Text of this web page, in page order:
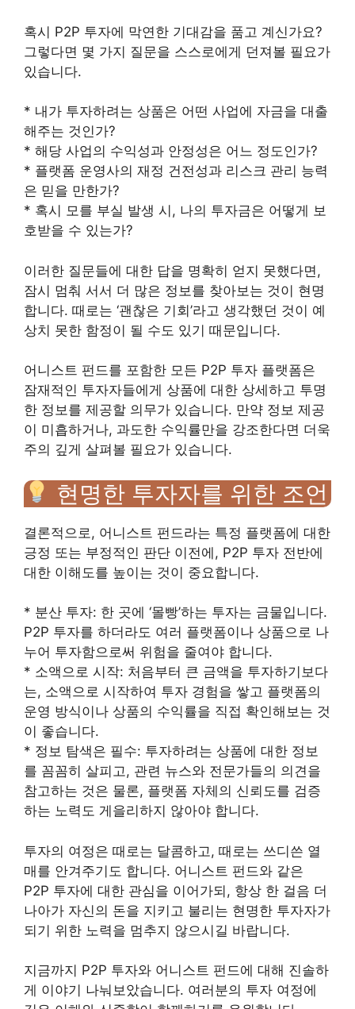
혹시 P2P 투자에 막연한 기대감을 품고 계신가요?
그렇다면 몇 가지 질문을 스스로에게 던져볼 필요가
있습니다.
* 내가 투자하려는 상품은 어떤 사업에 자금을 대출
해주는 것인가?
* 해당 사업의 수익성과 안정성은 어느 정도인가?
* 플랫폼 운영사의 재정 건전성과 리스크 관리 능력
은 믿을 만한가?
* 혹시 모를 부실 발생 시, 나의 투자금은 어떻게 보
호받을 수 있는가?
이러한 질문들에 대한 답을 명확히 얻지 못했다면,
잠시 멈춰 서서 더 많은 정보를 찾아보는 것이 현명
합니다. 때로는 ‘괜찮은 기회’라고 생각했던 것이 예
상치 못한 함정이 될 수도 있기 때문입니다.
어니스트 펀드를 포함한 모든 P2P 투자 플랫폼은
잠재적인 투자자들에게 상품에 대한 상세하고 투명
한 정보를 제공할 의무가 있습니다. 만약 정보 제공
이 미흡하거나, 과도한 수익률만을 강조한다면 더욱
주의 깊게 살펴볼 필요가 있습니다.
현명한 투자자를 위한 조언
결론적으로, 어니스트 펀드라는 특정 플랫폼에 대한
긍정 또는 부정적인 판단 이전에, P2P 투자 전반에
대한 이해도를 높이는 것이 중요합니다.
* 분산 투자: 한 곳에 ‘몰빵’하는 투자는 금물입니다.
P2P 투자를 하더라도 여러 플랫폼이나 상품으로 나
누어 투자함으로써 위험을 줄여야 합니다.
* 소액으로 시작: 처음부터 큰 금액을 투자하기보다
는, 소액으로 시작하여 투자 경험을 쌓고 플랫폼의
운영 방식이나 상품의 수익률을 직접 확인해보는 것
이 좋습니다.
* 정보 탐색은 필수: 투자하려는 상품에 대한 정보
를 꼼꼼히 살피고, 관련 뉴스와 전문가들의 의견을
참고하는 것은 물론, 플랫폼 자체의 신뢰도를 검증
하는 노력도 게을리하지 않아야 합니다.
투자의 여정은 때로는 달콤하고, 때로는 쓰디쓴 열
매를 안겨주기도 합니다. 어니스트 펀드와 같은
P2P 투자에 대한 관심을 이어가되, 항상 한 걸음 더
나아가 자신의 돈을 지키고 불리는 현명한 투자자가
되기 위한 노력을 멈추지 않으시길 바랍니다.
지금까지 P2P 투자와 어니스트 펀드에 대해 진솔하
게 이야기 나눠보았습니다. 여러분의 투자 여정에